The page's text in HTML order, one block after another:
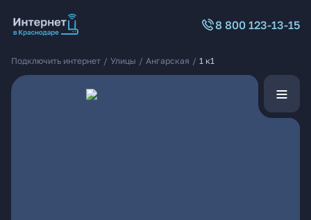
8 800 123-13-15
Подключить интернет / Улицы / Ангарская / 1 к1